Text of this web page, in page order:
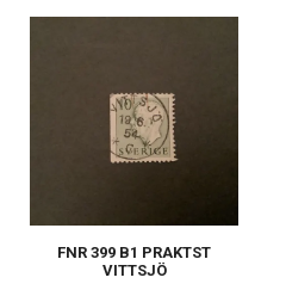
FNR 399 B1 PRAKTST
VITTSJÖ